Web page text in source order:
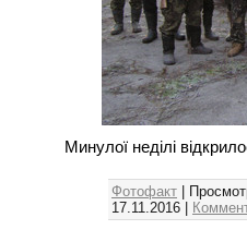
Минулої неділі
Фотофакт |
17.11.2016 |